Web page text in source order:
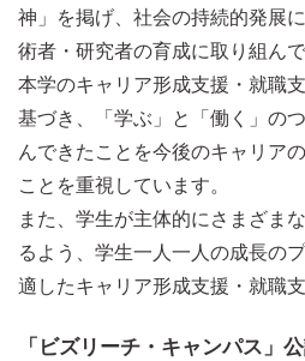
神」を掲げ、社会の持続的発展
術者・研究者の育成に取り組んで
本学のキャリア形成支援・就職
基づき、「学ぶ」と「働く」の
んできたことを今後のキャリア
ことを重視しています。
また、学生が主体的にさまざま
るよう、学生一人一人の成長の
適したキャリア形成支援・就職
「ビズリーチ・キャンパス」